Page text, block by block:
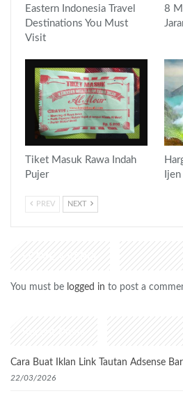
Eastern Indonesia Travel
Destinations You Must
Visit
8
Tiket Masuk Rawa Indah
Pujer
PREV NEXT
LEAVE A REPLY
You must be logged in to post a
Recent Posts
Cara Buat Iklan Link Tautan Adsense
22/03/2026